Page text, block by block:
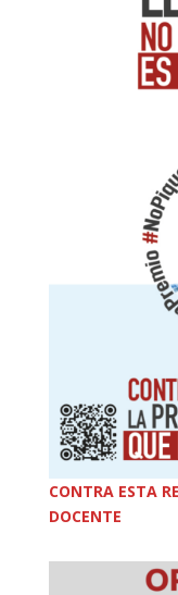
CONTRA ESTA
DOCENTE